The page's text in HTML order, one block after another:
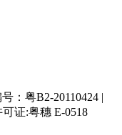
：粤B2-20110424 |
证:粤穗 E-0518